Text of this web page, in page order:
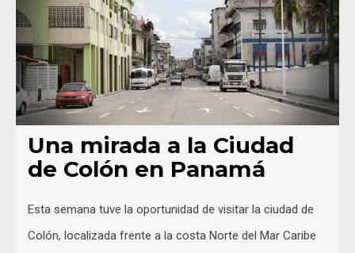
Una mirada a la Ciudad
de Colón en Panamá
Esta semana tuve la oportunidad de visitar la ciudad de
Colón, localizada frente a la costa Norte del Mar Caribe